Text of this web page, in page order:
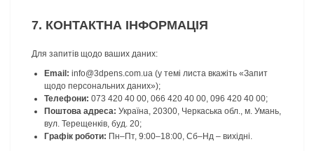
7. КОНТАКТНА ІНФОРМАЦІЯ
Для запитів щодо ваших даних:
Email: info@3dpens.com.ua (у темі листа вкажіть «Запит
щодо персональних даних»);
Телефони: 073 420 40 00, 066 420 40 00, 096 420 40 00;
Поштова адреса: Україна, 20300, Черкаська обл., м. Умань,
вул. Терещенків, буд. 20;
Графік роботи: Пн–Пт, 9:00–18:00, Сб–Нд – вихідні.